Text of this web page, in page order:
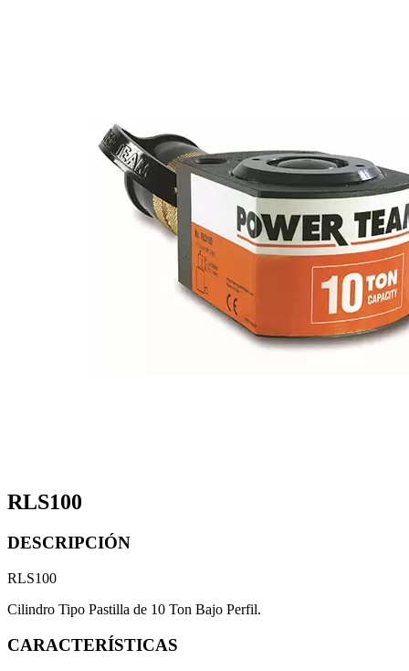
RLS100
DESCRIPCIÓN
RLS100
Cilindro Tipo Pastilla de 10 Ton Bajo Perfil.
CARACTERÍSTICAS